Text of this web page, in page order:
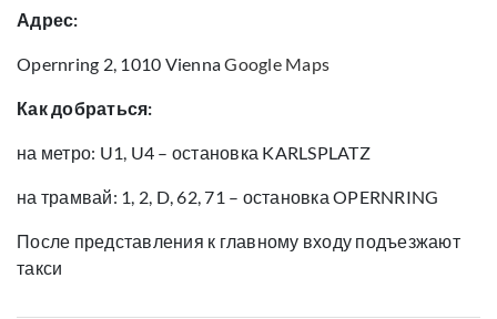
Адрес:
Opernring 2, 1010 ViennaGoogle Maps
Как добраться:
на метро: U1, U4 – остановка KARLSPLATZ
на трамвай: 1, 2, D, 62, 71 – остановка OPERNRING
После представления к главному входу подъезжают
такси